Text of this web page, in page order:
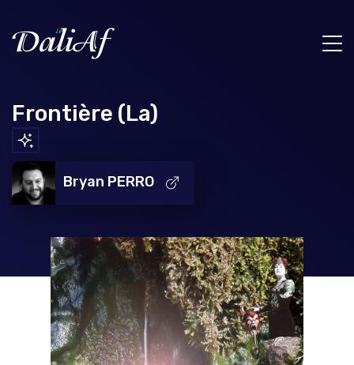
Frontière (La)
Bryan PERRO